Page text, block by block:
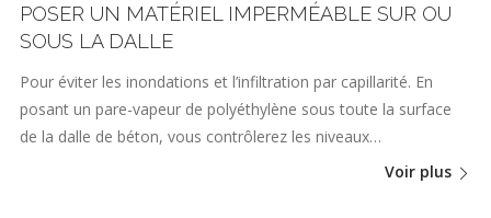
POSER UN MATÉRIEL IMPERMÉABLE SUR OU
SOUS LA DALLE
Pour éviter les inondations et l’infiltration par capillarité. En
posant un pare-vapeur de polyéthylène sous toute la surface
de la dalle de béton, vous contrôlerez les niveaux…
Voir plus